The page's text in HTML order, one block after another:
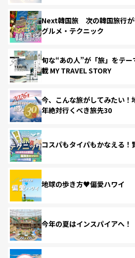
Next韓国旅 次の韓国旅行が
グルメ・テクニック
旬な“あの人”が「旅」をテ
載 MY TRAVEL STORY
今、こんな旅がしてみたい
年絶対行くべき旅先30
コスパもタイパもかなえる！
地球の歩き方♥偏愛ハワイ
今年の夏はインスパイアへ！